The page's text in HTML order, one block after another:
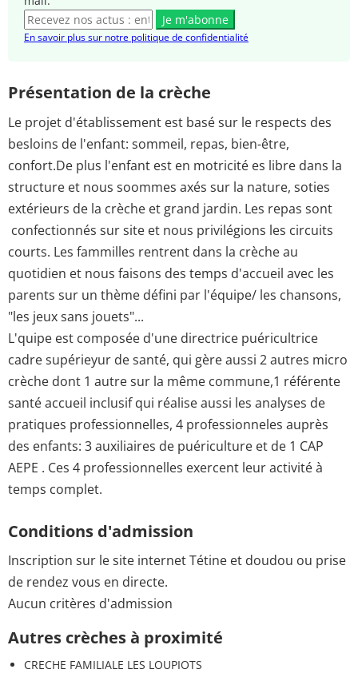
Je m'abonne
En savoir plus sur notre politique de confidentialité
Présentation de la crèche
Le projet d'établissement est basé sur le respects des
besloins de l'enfant: sommeil, repas, bien-être,
confort.De plus l'enfant est en motricité es libre dans la
structure et nous soommes axés sur la nature, soties
extérieurs de la crèche et grand jardin. Les repas sont
confectionnés sur site et nous privilégions les circuits
courts. Les fammilles rentrent dans la crèche au
quotidien et nous faisons des temps d'accueil avec les
parents sur un thème défini par l'équipe/ les chansons,
"les jeux sans jouets"...
L'quipe est composée d'une directrice puéricultrice
cadre supérieyur de santé, qui gère aussi 2 autres micro
crèche dont 1 autre sur la même commune,1 référente
santé accueil inclusif qui réalise aussi les analyses de
pratiques professionnelles, 4 professionneles auprès
des enfants: 3 auxiliaires de puériculture et de 1 CAP
AEPE . Ces 4 professionnelles exercent leur activité à
temps complet.
Conditions d'admission
Inscription sur le site internet Tétine et doudou ou prise
de rendez vous en directe.
Aucun critères d'admission
Autres crèches à proximité
CRECHE FAMILIALE LES LOUPIOTS